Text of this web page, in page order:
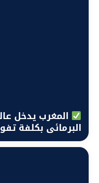
المغرب يدخل
البرمائي بكلفة تفوق 2.3 مليار